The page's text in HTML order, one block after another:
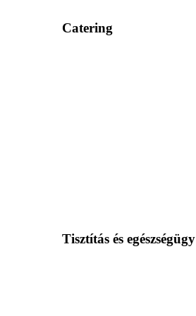
Catering
Tisztítás és egészségügy